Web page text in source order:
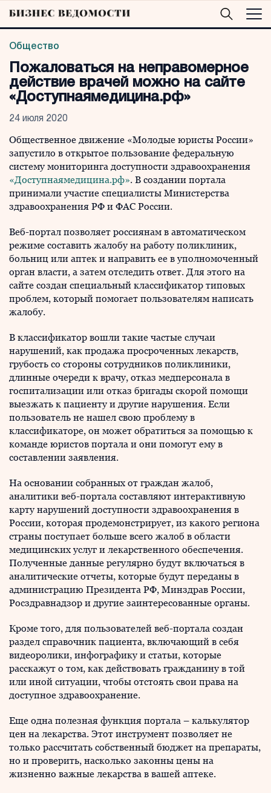
Общество
Пожаловаться на неправомерное
действие врачей можно на сайте
«Доступнаямедицина.рф»
24 июля 2020
Общественное движение «Молодые юристы России»
запустило в открытое пользование федеральную
систему мониторинга доступности здравоохранения
«Доступнаямедицина.рф». В создании портала
принимали участие специалисты Министерства
здравоохранения РФ и ФАС России.
Веб-портал позволяет россиянам в автоматическом
режиме составить жалобу на работу поликлиник,
больниц или аптек и направить ее в уполномоченный
орган власти, а затем отследить ответ. Для этого на
сайте создан специальный классификатор типовых
проблем, который помогает пользователям написать
жалобу.
В классификатор вошли такие частые случаи
нарушений, как продажа просроченных лекарств,
грубость со стороны сотрудников поликлиники,
длинные очереди к врачу, отказ медперсонала в
госпитализации или отказ бригады скорой помощи
выезжать к пациенту и другие нарушения. Если
пользователь не нашел свою проблему в
классификаторе, он может обратиться за помощью к
команде юристов портала и они помогут ему в
составлении заявления.
На основании собранных от граждан жалоб,
аналитики веб-портала составляют интерактивную
карту нарушений доступности здравоохранения в
России, которая продемонстрирует, из какого региона
страны поступает больше всего жалоб в области
медицинских услуг и лекарственного обеспечения.
Полученные данные регулярно будут включаться в
аналитические отчеты, которые будут переданы в
администрацию Президента РФ, Минздрав России,
Росздравнадзор и другие заинтересованные органы.
Кроме того, для пользователей веб-портала создан
раздел справочник пациента, включающий в себя
видеоролики, инфографику и статьи, которые
расскажут о том, как действовать гражданину в той
или иной ситуации, чтобы отстоять свои права на
доступное здравоохранение.
Еще одна полезная функция портала – калькулятор
цен на лекарства. Этот инструмент позволяет не
только рассчитать собственный бюджет на препараты,
но и проверить, насколько законны цены на
жизненно важные лекарства в вашей аптеке.